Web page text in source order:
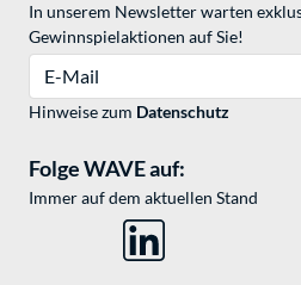
In unserem Newsletter warten
Gewinnspielaktionen auf Sie!
Hinweise zum Datenschutz
Folge WAVE auf:
Immer auf dem aktuellen Stand